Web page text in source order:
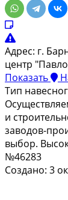
Адрес: г.
центр
Показать
Тип
и
заводов-
выбор.
№46283
Создано: 3